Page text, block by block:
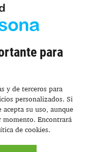
para
y de terceros para
personalizados. Si
su uso, aunque
Encontrará
de cookies.